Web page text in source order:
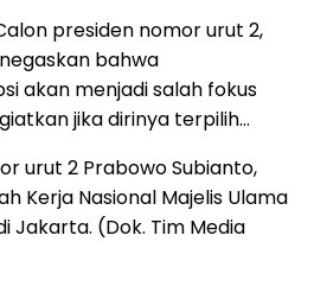
presiden nomor urut 2,
bahwa
akan menjadi salah fokus
jika dirinya terpilih…